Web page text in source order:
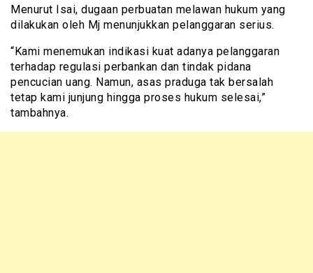
Menurut Isai, dugaan perbuatan melawan hukum yang
dilakukan oleh Mj menunjukkan pelanggaran serius.
“Kami menemukan indikasi kuat adanya pelanggaran
terhadap regulasi perbankan dan tindak pidana
pencucian uang. Namun, asas praduga tak bersalah
tetap kami junjung hingga proses hukum selesai,”
tambahnya.